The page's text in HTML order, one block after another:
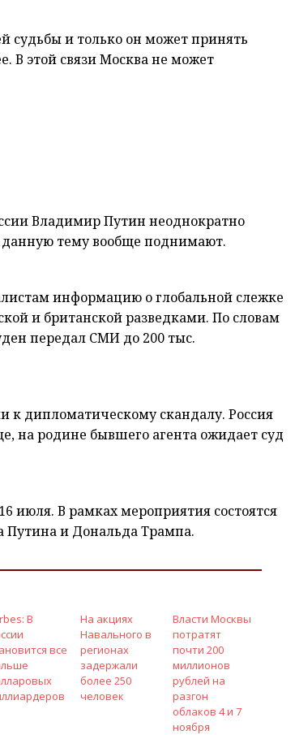
судьбы и только он может принять
В этой связи Москва не может
Владимир Путин неоднократно
данную тему вообще поднимают.
информацию о глобальной слежке
и британской разведками. По словам
передал СМИ до 200 тыс.
к дипломатическому скандалу. Россия
на родине бывшего агента ожидает суд
июля. В рамках мероприятия состоятся
Путина и Дональда Трампа.
В
все
На акциях
Навального в
регионах
задержали
более 250
человек
Власти Москвы
потратят
почти 200
миллионов
рублей на
разгон
облаков 4 и 7
ноября